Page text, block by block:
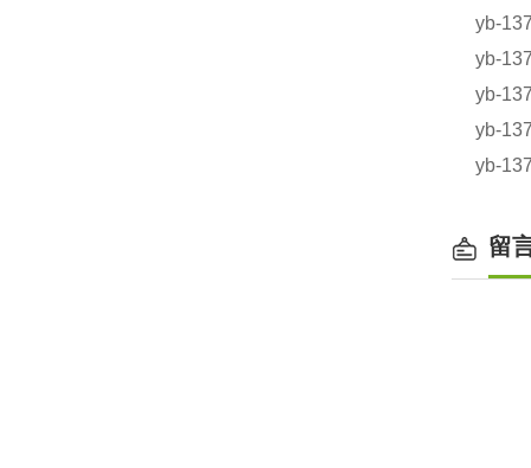
yb-
yb-
yb-
yb-
yb-
留